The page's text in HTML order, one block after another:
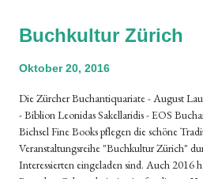
Buchkultur Zürich
Oktober 20, 2016
Die Zürcher Buchantiquariate - August
- Biblion Leonidas Sakellaridis - EOS
Bichsel Fine Books pflegen die schöne
Veranstaltungsreihe "Buchkultur Zürich"
Interessierten eingeladen sind. Auch 2016
Besucher Gelegenheit, in vier fundierten